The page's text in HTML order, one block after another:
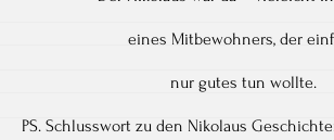
eines Mitbewohners, der
nur gutes tun wollte.
PS. Schlusswort zu den Nikolaus